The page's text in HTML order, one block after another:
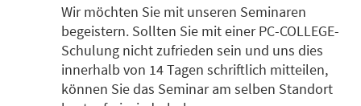
Wir möchten Sie mit unseren Seminaren
begeistern. Sollten Sie mit einer PC-COLLEGE-
Schulung nicht zufrieden sein und uns dies
innerhalb von 14 Tagen schriftlich mitteilen,
können Sie das Seminar am selben Standort